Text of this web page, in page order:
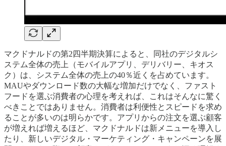
マクドナルドの第2四半期決算によると、同社のデジタルシ
ステム全体の売上（モバイルアプリ、デリバリー、キオス
ク）は、システム全体の売上の40％近くを占めています。
MAUやダウンロード数の大幅な増加だけでなく、ファスト
フードを選ぶ消費者の心理を考えれば、これはそんなに驚く
べきことではありません。消費者は利便性とスピードを求め
ることが多いのは明らかです。アプリからの注文を選ぶ顧客
が増えれば増えるほど、マクドナルドは新メニューを導入し
たり、新しいデジタル・マーケティング・キャンペーンを展